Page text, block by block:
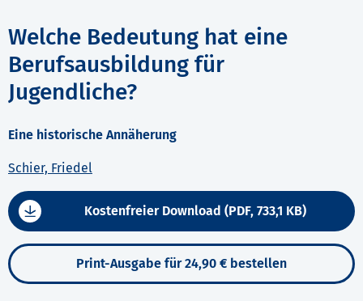
Welche Bedeutung hat eine
Berufsausbildung für
Jugendliche?
Eine historische Annäherung
Schier, Friedel
Kostenfreier Download (PDF, 733,1 KB)
Print-Ausgabe für 24,90 € bestellen